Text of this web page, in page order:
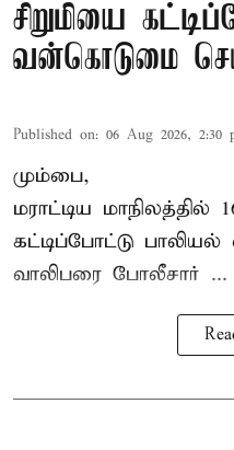
சிறுமியை
வன்கொடுமை
Published on: 06 Aug 2026, 2:30
மும்பை,
மராட்டிய மாநிலத்தில்
கட்டிப்போட்டு
வாலிபரை போலீசார் ...